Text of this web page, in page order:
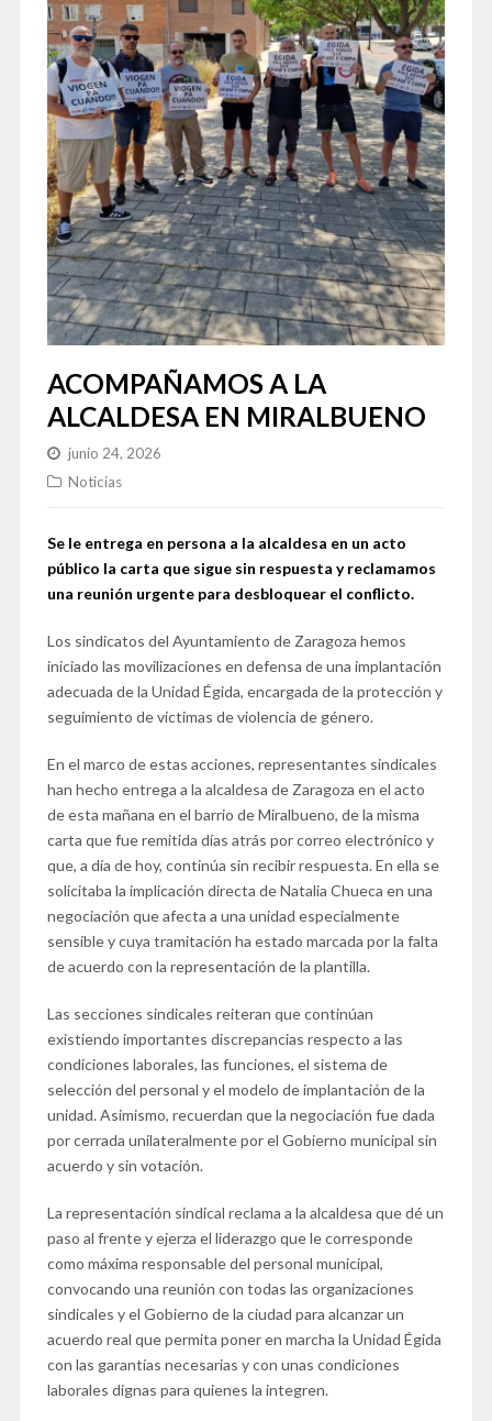
ACOMPAÑAMOS A LA
ALCALDESA EN MIRALBUENO
junio 24, 2026
Noticias
Se le entrega en persona a la alcaldesa en un acto
público la carta que sigue sin respuesta y reclamamos
una reunión urgente para desbloquear el conflicto.
Los sindicatos del Ayuntamiento de Zaragoza hemos
iniciado las movilizaciones en defensa de una implantación
adecuada de la Unidad Égida, encargada de la protección y
seguimiento de víctimas de violencia de género.
En el marco de estas acciones, representantes sindicales
han hecho entrega a la alcaldesa de Zaragoza en el acto
de esta mañana en el barrio de Miralbueno, de la misma
carta que fue remitida días atrás por correo electrónico y
que, a día de hoy, continúa sin recibir respuesta. En ella se
solicitaba la implicación directa de Natalia Chueca en una
negociación que afecta a una unidad especialmente
sensible y cuya tramitación ha estado marcada por la falta
de acuerdo con la representación de la plantilla.
Las secciones sindicales reiteran que continúan
existiendo importantes discrepancias respecto a las
condiciones laborales, las funciones, el sistema de
selección del personal y el modelo de implantación de la
unidad. Asimismo, recuerdan que la negociación fue dada
por cerrada unilateralmente por el Gobierno municipal sin
acuerdo y sin votación.
La representación sindical reclama a la alcaldesa que dé un
paso al frente y ejerza el liderazgo que le corresponde
como máxima responsable del personal municipal,
convocando una reunión con todas las organizaciones
sindicales y el Gobierno de la ciudad para alcanzar un
acuerdo real que permita poner en marcha la Unidad Égida
con las garantías necesarias y con unas condiciones
laborales dignas para quienes la integren.